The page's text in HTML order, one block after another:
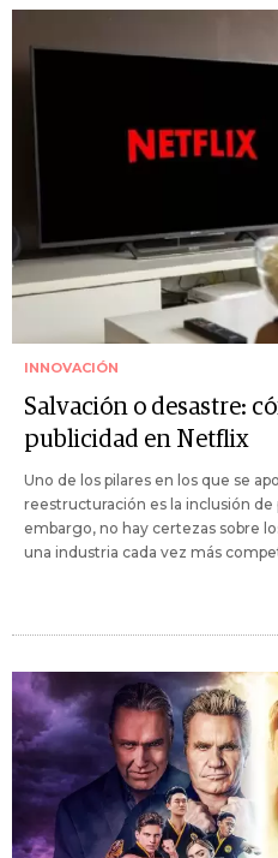
INNOVACIÓN
Salvación o desastre:
publicidad en Netflix
Uno de los pilares en los que se
reestructuración es la inclusión de
embargo, no hay certezas sobre
una industria cada vez más